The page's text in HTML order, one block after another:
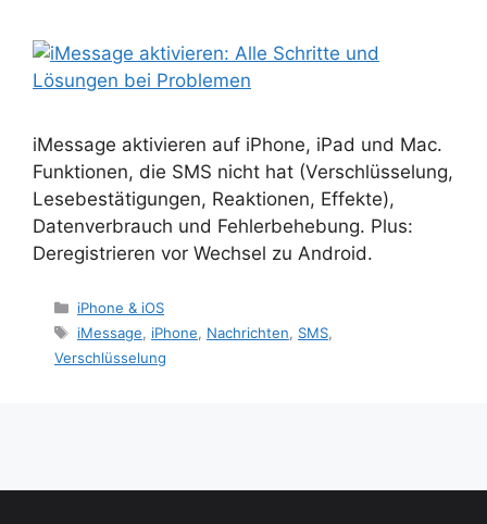
iMessage aktivieren auf iPhone, iPad und Mac.
Funktionen, die SMS nicht hat (Verschlüsselung,
Lesebestätigungen, Reaktionen, Effekte),
Datenverbrauch und Fehlerbehebung. Plus:
Deregistrieren vor Wechsel zu Android.
Kategorien
iPhone & iOS
Schlagwörter
iMessage, iPhone, Nachrichten, SMS,
Verschlüsselung